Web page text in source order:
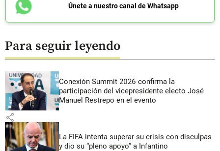
Únete a nuestro canal de Whatsapp
Para seguir leyendo
Conexión Summit 2026 confirma la
participación del vicepresidente electo José
Manuel Restrepo en el evento
share
La FIFA intenta superar su crisis con disculpas
y dio su “pleno apoyo” a Infantino